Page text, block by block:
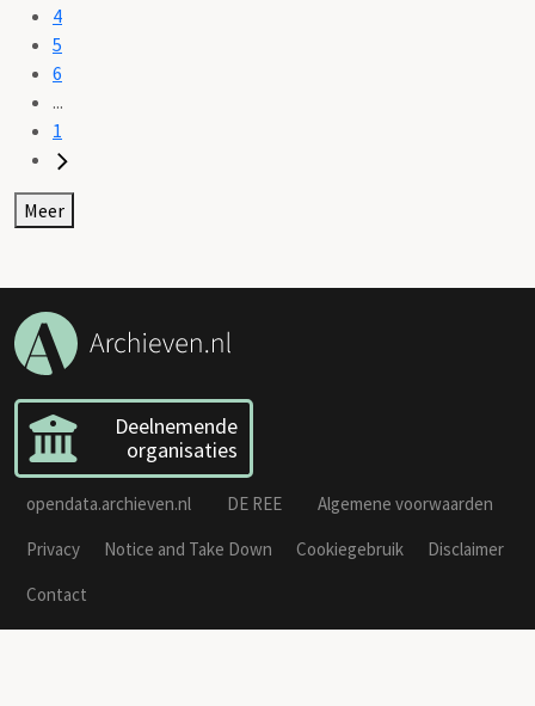
4
5
6
...
1
Meer
Deelnemende
organisaties
opendata.archieven.nl DE REE
Algemene voorwaarden
Privacy
Notice and Take Down Cookiegebruik
Disclaimer
Contact